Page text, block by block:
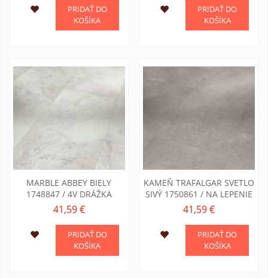
PRIDAŤ DO
KOŠÍKA
PRIDAŤ DO
KOŠÍKA
MARBLE ABBEY BIELY
1748847 / 4V DRÁŽKA
41,59 €
PRIDAŤ DO
KOŠÍKA
KAMEŇ TRAFALGAR SVETLO
SIVÝ 1750861 / NA LEPENIE
41,59 €
PRIDAŤ DO
KOŠÍKA